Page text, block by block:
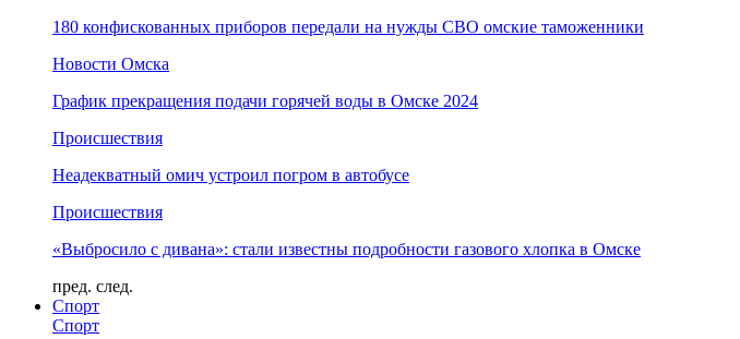
180 конфискованных приборов передали на нужды СВО омские таможенники
Новости Омска
График прекращения подачи горячей воды в Омске 2024
Происшествия
Неадекватный омич устроил погром в автобусе
Происшествия
«Выбросило с дивана»: стали известны подробности газового хлопка в Омске
пред. след.
Спорт
Спорт